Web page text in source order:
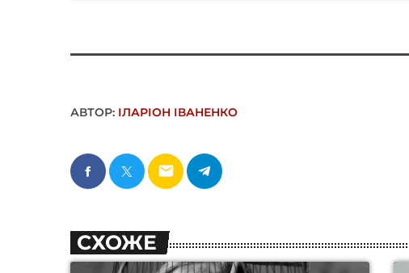
АВТОР: ІЛАРІОН ІВАНЕНКО
email
СХОЖЕ